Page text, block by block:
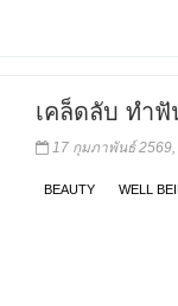
เคล็ดลับ ทำฟั
17 กุมภาพันธ์ 2569,
BEAUTY WELL